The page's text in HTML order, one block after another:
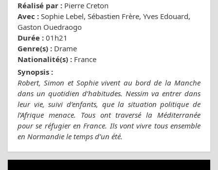
Réalisé par : Pierre Creton
Avec : Sophie Lebel, Sébastien Frère, Yves Edouard,
Gaston Ouedraogo
Durée : 01h21
Genre(s) : Drame
Nationalité(s) : France
Synopsis :
Robert, Simon et Sophie vivent au bord de la Manche
dans un quotidien d’habitudes. Nessim va entrer dans
leur vie, suivi d’enfants, que la situation politique de
l’Afrique menace. Tous ont traversé la Méditerranée
pour se réfugier en France. Ils vont vivre tous ensemble
en Normandie le temps d’un été.